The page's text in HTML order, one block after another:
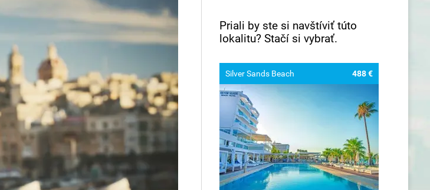
Priali by ste si navštíviť túto
lokalitu? Stačí si vybrať.
Silver Sands Beach 488 €